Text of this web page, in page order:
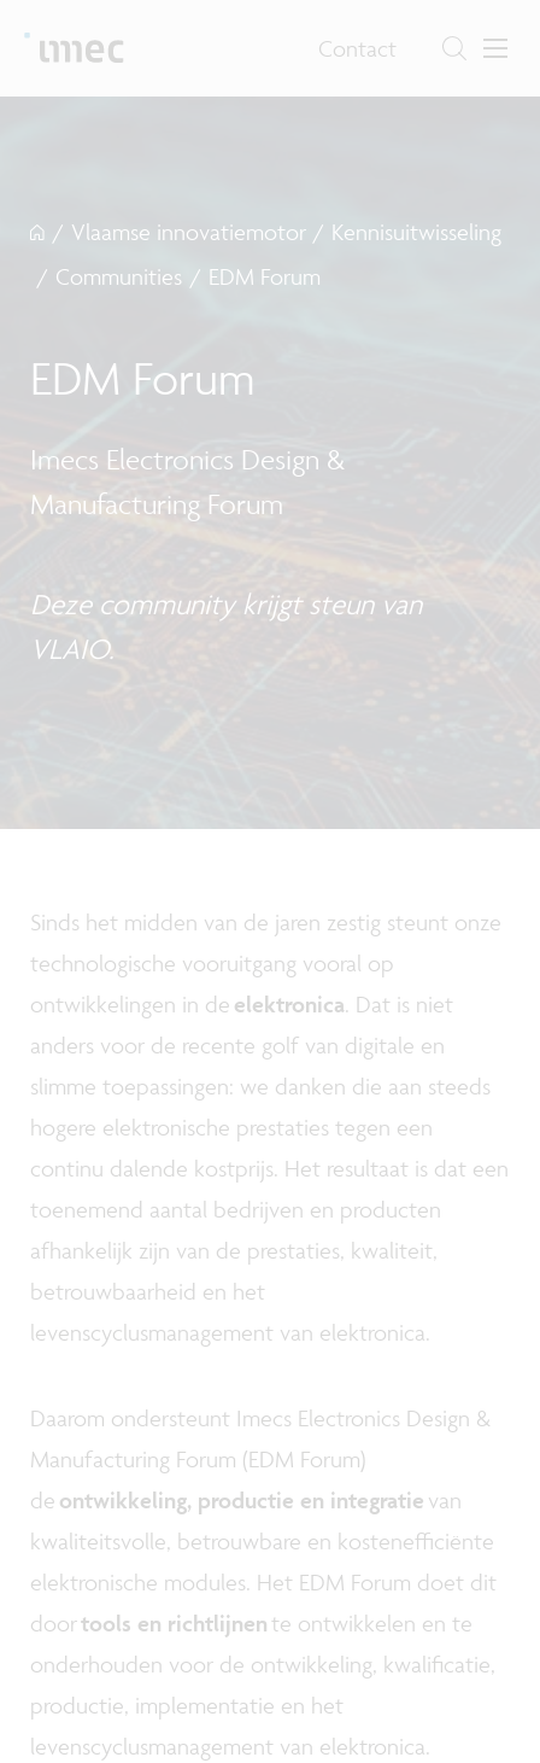
Contact
/ Vlaamse innovatiemotor / Kennisuitwisseling
/ Communities / EDM Forum
EDM Forum
Imecs Electronics Design &
Manufacturing Forum
Deze community krijgt steun van
VLAIO.
Sinds het midden van de jaren zestig steunt onze
technologische vooruitgang vooral op
ontwikkelingen in de elektronica. Dat is niet
anders voor de recente golf van digitale en
slimme toepassingen: we danken die aan steeds
hogere elektronische prestaties tegen een
continu dalende kostprijs. Het resultaat is dat een
toenemend aantal bedrijven en producten
afhankelijk zijn van de prestaties, kwaliteit,
betrouwbaarheid en het
levenscyclusmanagement van elektronica.
Daarom ondersteunt Imecs Electronics Design &
Manufacturing Forum (EDM Forum)
de ontwikkeling, productie en integratie van
kwaliteitsvolle, betrouwbare en kostenefficiënte
elektronische modules. Het EDM Forum doet dit
doortools en richtlijnente ontwikkelen en te
onderhouden voor de ontwikkeling, kwalificatie,
productie, implementatie en het
levenscyclusmanagement van elektronica.